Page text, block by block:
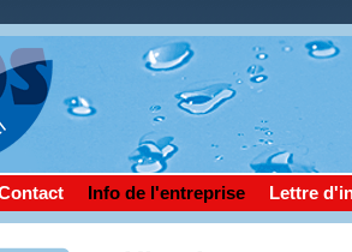
Info de l'entreprise Lettre